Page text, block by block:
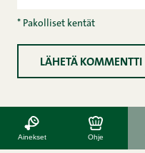
* Pakolliset kentät
Ainekset Ohje